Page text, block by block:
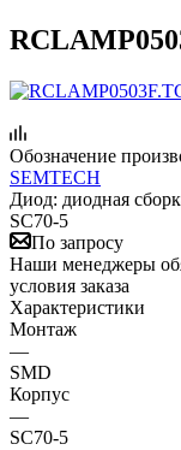
Обозначение
SEMTECH
Диод: диодная
SC70-5
По запросу
Наши менеджеры
условия заказа
Характеристики
Монтаж
—
SMD
Корпус
—
SC70-5